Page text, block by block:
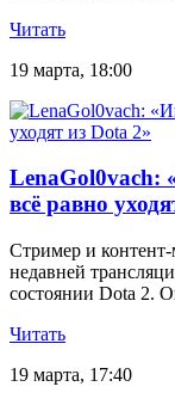
Читать
19 марта, 18:00
LenaGol0vach:
всё равно
Стример и
недавней
состоянии Dota 2.
Читать
19 марта, 17:40